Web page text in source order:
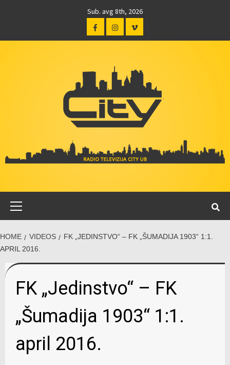
Sub. avg 8th, 2026
HOME VIDEOS
FK „JEDINSTVO“ – FK „ŠUMADIJA 1903“ 1:1.
APRIL 2016.
FK „Jedinstvo“ – FK
„Šumadija 1903“ 1:1.
april 2016.